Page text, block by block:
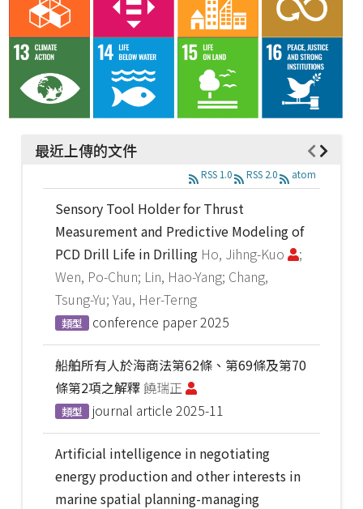
最近上傳的文件
RSS 1.0 RSS 2.0 atom
Sensory Tool Holder for Thrust
Measurement and Predictive Modeling of
PCD Drill Life in Drilling Ho, Jihng-Kuo
;
Wen, Po-Chun; Lin, Hao-Yang; Chang,
Tsung-Yu; Yau, Her-Terng
類型 conference paper2025
船舶所有人於海商法第62條、第69條及第70
條第2項之解釋饒瑞正
類型 journal article 2025-11
Artificial intelligence in negotiating
energy production and other interests in
marine spatial planning-managing